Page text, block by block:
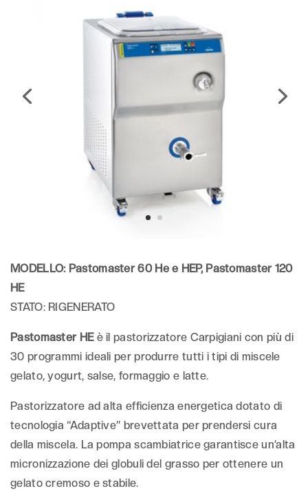
MODELLO: Pastomaster 60 He e HEP, Pastomaster 120
HE
STATO: RIGENERATO
Pastomaster HE è il pastorizzatore Carpigiani con più di
30 programmi ideali per produrre tutti i tipi di miscele
gelato, yogurt, salse, formaggio e latte.
Pastorizzatore ad alta efficienza energetica dotato di
tecnologia “Adaptive” brevettata per prendersi cura
della miscela. La pompa scambiatrice garantisce un’alta
micronizzazione dei globuli del grasso per ottenere un
gelato cremoso e stabile.